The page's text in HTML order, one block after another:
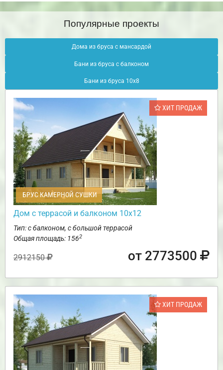
Популярные проекты
Дома из бруса с мансардой
Бани из бруса с балконом
Бани из бруса 10х8
ХИТ ПРОДАЖ
БРУС КАМЕРНОЙ СУШКИ
Дом с террасой и балконом 10х12
Тип: с балконом, с большой террасой
Общая площадь: 1562
2912150 от 2773500
ХИТ ПРОДАЖ